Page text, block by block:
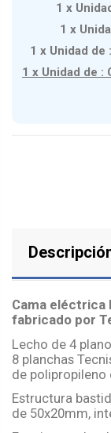
1 x
1 x
1 x Unidad de
1 x Unidad de :
Cama eléctrica
fabricado por
Lecho de 4
8 planchas
de polipropileno
Estructura
de 50x20mm,